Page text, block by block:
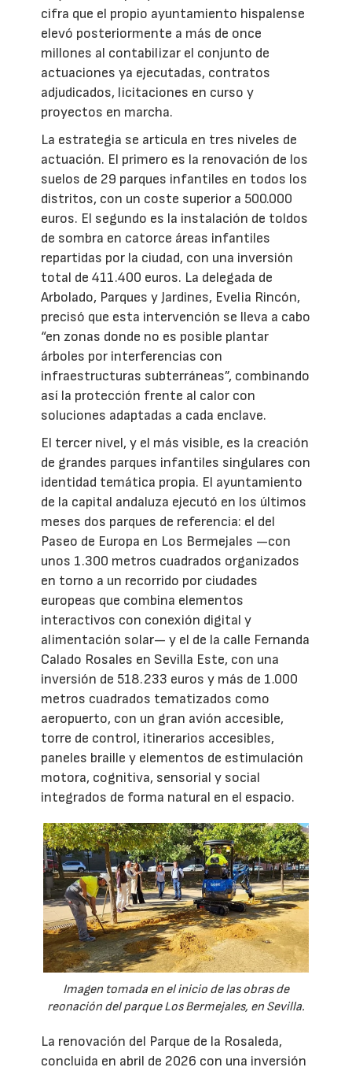
cifra que el propio ayuntamiento hispalense
elevó posteriormente a más de once
millones al contabilizar el conjunto de
actuaciones ya ejecutadas, contratos
adjudicados, licitaciones en curso y
proyectos en marcha.
La estrategia se articula en tres niveles de
actuación. El primero es la renovación de los
suelos de 29 parques infantiles en todos los
distritos, con un coste superior a 500.000
euros. El segundo es la instalación de toldos
de sombra en catorce áreas infantiles
repartidas por la ciudad, con una inversión
total de 411.400 euros. La delegada de
Arbolado, Parques y Jardines, Evelia Rincón,
precisó que esta intervención se lleva a cabo
“en zonas donde no es posible plantar
árboles por interferencias con
infraestructuras subterráneas”, combinando
así la protección frente al calor con
soluciones adaptadas a cada enclave.
El tercer nivel, y el más visible, es la creación
de grandes parques infantiles singulares con
identidad temática propia. El ayuntamiento
de la capital andaluza ejecutó en los últimos
meses dos parques de referencia: el del
Paseo de Europa en Los Bermejales —con
unos 1.300 metros cuadrados organizados
en torno a un recorrido por ciudades
europeas que combina elementos
interactivos con conexión digital y
alimentación solar— y el de la calle Fernanda
Calado Rosales en Sevilla Este, con una
inversión de 518.233 euros y más de 1.000
metros cuadrados tematizados como
aeropuerto, con un gran avión accesible,
torre de control, itinerarios accesibles,
paneles braille y elementos de estimulación
motora, cognitiva, sensorial y social
integrados de forma natural en el espacio.
Imagen tomada en el inicio de las obras de
reonación del parque Los Bermejales, en Sevilla.
La renovación del Parque de la Rosaleda,
concluida en abril de 2026 con una inversión